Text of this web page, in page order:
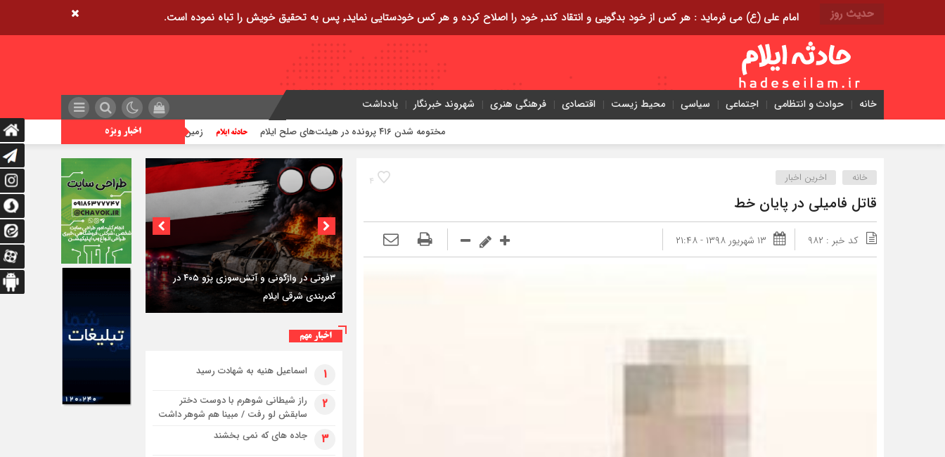
حدیث روز امام علی (ع) می فرماید : هر کس از خود بدگویی و انتقاد کند٬ خود را اصلاح کرده و هر کس خودستایی نماید٬ پس به تحقیق خویش را تباه نموده است.
خانه حوادث و انتظامی اجتماعی سیاسی محیط زیست اقتصادی فرهنگی هنری شهروند خبرنگار یادداشت
اخبار ویژه زمین‌لرزه ۴/۲ ریشتری دره شهر را لرزاند تراژدی آب‌های
۴ خانه اخرین اخبار
قاتل فامیلی در پایان خط
کد خبر : ۹۸۲ ۱۳ شهریور ۱۳۹۸ - ۲۱:۴۸
اختصاصی؛
استقرار ۷۱۴ دستگاه اتوبوس در پایانه برکت مهران
برای بازگشت زائران اربعین+تصاویر
اخبار مهم
۱ اسماعیل هنیه به شهادت رسید
۲
راز شیطانی شوهرم با دوست دختر
سابقش لو رفت / مبینا هم شوهر داشت
۳ جاده های که نمی بخشند